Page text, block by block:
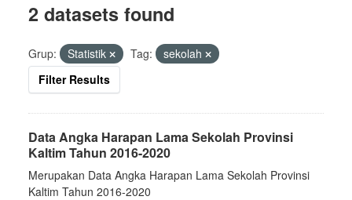
2 datasets found
Grup: Statistik Tag:
sekolah
Filter Results
Data Angka Harapan Lama Sekolah Provinsi
Kaltim Tahun 2016-2020
Merupakan Data Angka Harapan Lama Sekolah Provinsi
Kaltim Tahun 2016-2020